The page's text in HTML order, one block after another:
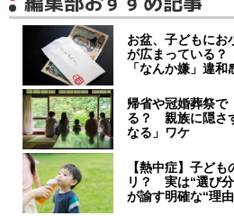
お盆、子どもにお
が広まっている？
「なんか嫌」違
帰省や冠婚葬祭で
る？ 親族に隠さ
なる」ワケ
【熱中症】子ど
リ？ 実は“選び
が諭す明確な“理